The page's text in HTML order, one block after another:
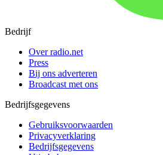
Bedrijf
Over radio.net
Press
Bij ons adverteren
Broadcast met ons
Bedrijfsgegevens
Gebruiksvoorwaarden
Privacyverklaring
Bedrijfsgegevens